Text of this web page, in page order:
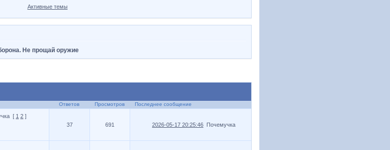
Активные темы
Не прощай оружие
Ответов Просмотров Последнее сообщение
[ 1 2 ]
37
691 2026-05-17 20:25:46 Почемучка